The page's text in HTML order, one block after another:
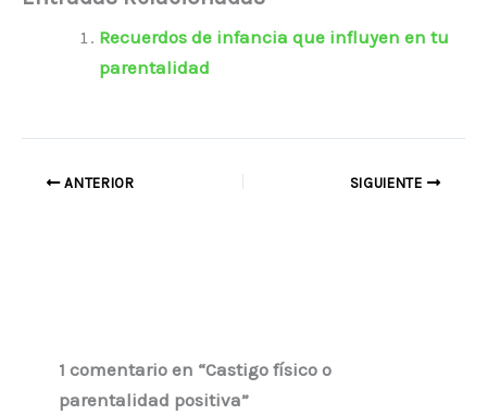
Recuerdos de infancia que influyen en tu
parentalidad
ANTERIOR SIGUIENTE
1 comentario en “Castigo físico o
parentalidad positiva”